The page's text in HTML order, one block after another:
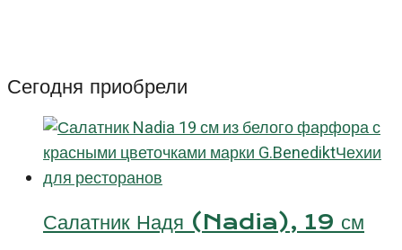
(Stone)
27
Сегодня приобрели
Салатник Надя (Nadia), 19 см